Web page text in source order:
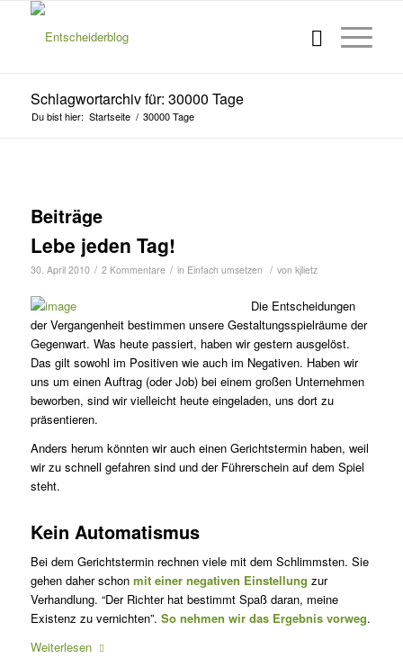
Schlagwortarchiv für: 30000 Tage
Du bist hier: Startseite / 30000 Tage
Beiträge
Lebe jeden Tag!
30. April 2010 / 2 Kommentare / in Einfach umsetzen / von kjlietz
Die Entscheidungen
der Vergangenheit bestimmen unsere Gestal­tungs­spielräume der
Gegenwart. Was heute passiert, haben wir gestern ausgelöst.
Das gilt sowohl im Positiven wie auch im Negativen. Haben wir
uns um einen Auftrag (oder Job) bei einem großen Unternehmen
beworben, sind wir vielleicht heute eingeladen, uns dort zu
präsentieren.
Anders herum könnten wir auch einen Gerichtstermin haben, weil
wir zu schnell gefahren sind und der Führerschein auf dem Spiel
steht.
Kein Automatismus
Bei dem Gerichtstermin rechnen viele mit dem Schlimmsten. Sie
gehen daher schon mit einer negativen Einstellung zur
Verhandlung. “Der Richter hat bestimmt Spaß daran, meine
Existenz zu vernichten”. So nehmen wir das Ergebnis vorweg.
Weiterlesen